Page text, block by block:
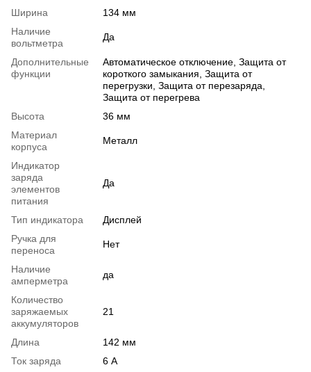
Ширина
134 мм
Наличие
вольтметра
Да
Дополнительные
функции
Автоматическое отключение, Защита от
короткого замыкания, Защита от
перегрузки, Защита от перезаряда,
Защита от перегрева
Высота
36 мм
Материал
корпуса
Металл
Индикатор
заряда
элементов
питания
Да
Тип индикатора
Дисплей
Ручка для
переноса
Нет
Наличие
амперметра
да
Количество
заряжаемых
аккумуляторов
21
Длина
142 мм
Ток заряда
6 А